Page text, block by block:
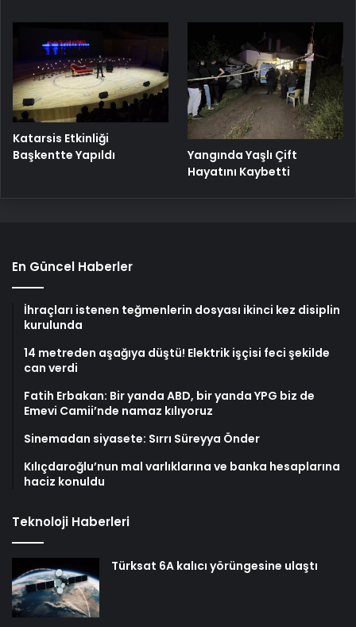
Katarsis Etkinliği
Başkentte Yapıldı
Yangında Yaşlı Çift
Hayatını Kaybetti
En Güncel Haberler
İhraçları istenen teğmenlerin dosyası ikinci kez disiplin
kurulunda
14 metreden aşağıya düştü! Elektrik işçisi feci şekilde
can verdi
Fatih Erbakan: Bir yanda ABD, bir yanda YPG biz de
Emevi Camii’nde namaz kılıyoruz
Sinemadan siyasete: Sırrı Süreyya Önder
Kılıçdaroğlu’nun mal varlıklarına ve banka hesaplarına
haciz konuldu
Teknoloji Haberleri
Türksat 6A kalıcı yörüngesine ulaştı